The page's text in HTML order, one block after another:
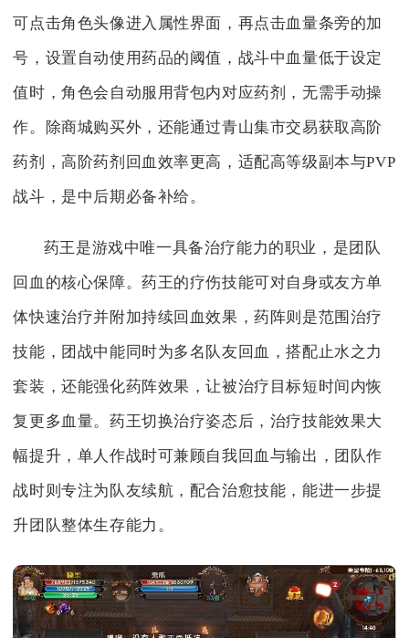
可点击角色头像进入属性界面，再点击血量条旁的加
号，设置自动使用药品的阈值，战斗中血量低于设定
值时，角色会自动服用背包内对应药剂，无需手动操
作。除商城购买外，还能通过青山集市交易获取高阶
药剂，高阶药剂回血效率更高，适配高等级副本与PVP
战斗，是中后期必备补给。
药王是游戏中唯一具备治疗能力的职业，是团队
回血的核心保障。药王的疗伤技能可对自身或友方单
体快速治疗并附加持续回血效果，药阵则是范围治疗
技能，团战中能同时为多名队友回血，搭配止水之力
套装，还能强化药阵效果，让被治疗目标短时间内恢
复更多血量。药王切换治疗姿态后，治疗技能效果大
幅提升，单人作战时可兼顾自我回血与输出，团队作
战时则专注为队友续航，配合治愈技能，能进一步提
升团队整体生存能力。